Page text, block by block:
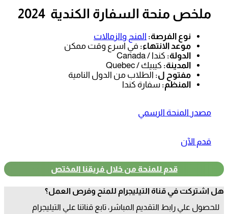
ملخص منحة السفارة الكندية 2024
نوع الفرصة: المنح والزمالات
موعد الانتهاء: في اسرع وقت ممكن
الدولة: كندا / Canada
المدينة: كيبيك / Quebec
مفتوح ل: الطلاب من الدول النامية
المنظم: سفارة كندا
مصدر المنحة الرسمي
قدم الآن
قدم للمنحة من خلال فريقنا المختص
هل اشتركت في قناة التيليجرام للمنح وفرص العمل؟
للحصول علي رابط التقديم المباشر، تابع قناتنا علي التيليجرام